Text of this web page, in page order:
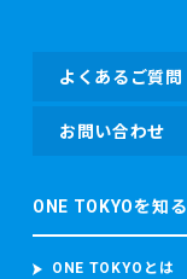
よくあるご質問
お問い合わせ
ONE TOKYOを知る
ONE TOKYOとは